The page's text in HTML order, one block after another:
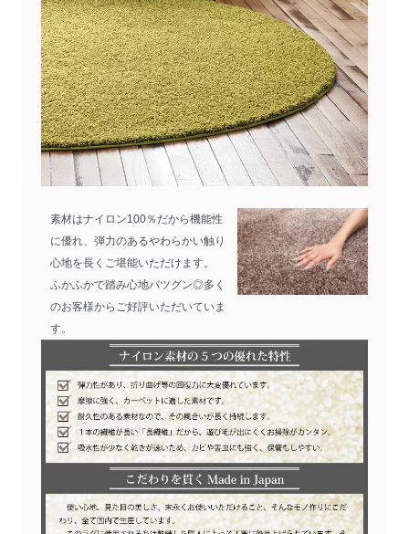
素材はナイロン100％だから機能性
に優れ、弾力のあるやわらかい触り
心地を長くご堪能いただけます。
ふかふかで踏み心地バツグン◎多く
のお客様からご好評いただいていま
す。